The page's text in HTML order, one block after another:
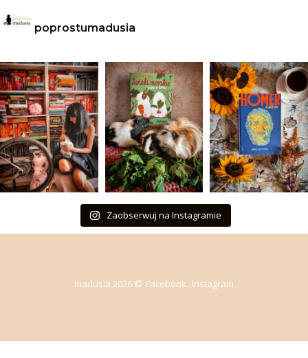
poprostumadusia
Zaobserwuj na Instagramie
madusia 2026 © Facebook Instagram